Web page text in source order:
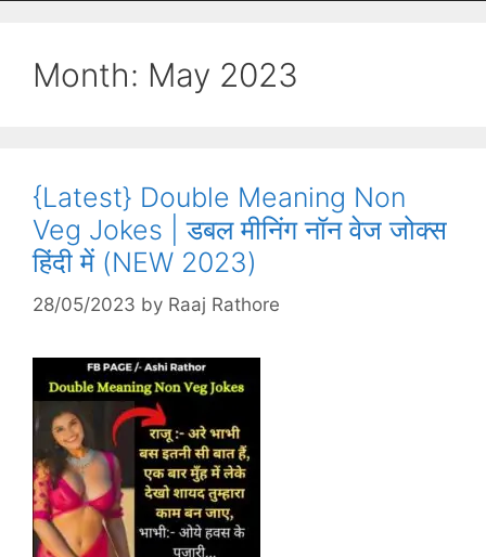
Month: May 2023
{Latest} Double Meaning Non
Veg Jokes | डबल मीनिंग नॉन वेज जोक्स
हिंदी में (NEW 2023)
28/05/2023 by Raaj Rathore